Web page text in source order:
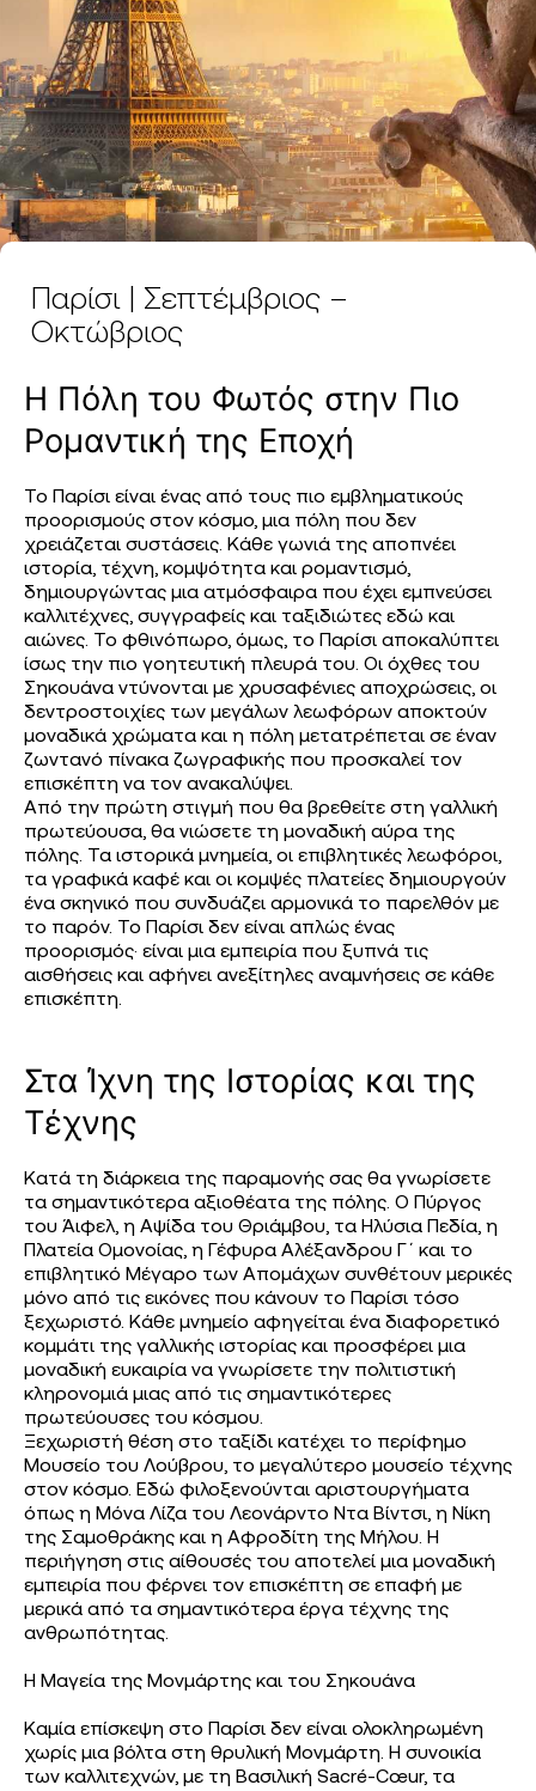
Παρίσι | Σεπτέμβριος –
Οκτώβριος
Η Πόλη του Φωτός στην Πιο
Ρομαντική της Εποχή
Το Παρίσι είναι ένας από τους πιο εμβληματικούς
προορισμούς στον κόσμο, μια πόλη που δεν
χρειάζεται συστάσεις. Κάθε γωνιά της αποπνέει
ιστορία, τέχνη, κομψότητα και ρομαντισμό,
δημιουργώντας μια ατμόσφαιρα που έχει εμπνεύσει
καλλιτέχνες, συγγραφείς και ταξιδιώτες εδώ και
αιώνες. Το φθινόπωρο, όμως, το Παρίσι αποκαλύπτει
ίσως την πιο γοητευτική πλευρά του. Οι όχθες του
Σηκουάνα ντύνονται με χρυσαφένιες αποχρώσεις, οι
δεντροστοιχίες των μεγάλων λεωφόρων αποκτούν
μοναδικά χρώματα και η πόλη μετατρέπεται σε έναν
ζωντανό πίνακα ζωγραφικής που προσκαλεί τον
επισκέπτη να τον ανακαλύψει.
Από την πρώτη στιγμή που θα βρεθείτε στη γαλλική
πρωτεύουσα, θα νιώσετε τη μοναδική αύρα της
πόλης. Τα ιστορικά μνημεία, οι επιβλητικές λεωφόροι,
τα γραφικά καφέ και οι κομψές πλατείες δημιουργούν
ένα σκηνικό που συνδυάζει αρμονικά το παρελθόν με
το παρόν. Το Παρίσι δεν είναι απλώς ένας
προορισμός· είναι μια εμπειρία που ξυπνά τις
αισθήσεις και αφήνει ανεξίτηλες αναμνήσεις σε κάθε
επισκέπτη.
Στα Ίχνη της Ιστορίας και της
Τέχνης
Κατά τη διάρκεια της παραμονής σας θα γνωρίσετε
τα σημαντικότερα αξιοθέατα της πόλης. Ο Πύργος
του Άιφελ, η Αψίδα του Θριάμβου, τα Ηλύσια Πεδία, η
Πλατεία Ομονοίας, η Γέφυρα Αλέξανδρου Γ΄ και το
επιβλητικό Μέγαρο των Απομάχων συνθέτουν μερικές
μόνο από τις εικόνες που κάνουν το Παρίσι τόσο
ξεχωριστό. Κάθε μνημείο αφηγείται ένα διαφορετικό
κομμάτι της γαλλικής ιστορίας και προσφέρει μια
μοναδική ευκαιρία να γνωρίσετε την πολιτιστική
κληρονομιά μιας από τις σημαντικότερες
πρωτεύουσες του κόσμου.
Ξεχωριστή θέση στο ταξίδι κατέχει το περίφημο
Μουσείο του Λούβρου, το μεγαλύτερο μουσείο τέχνης
στον κόσμο. Εδώ φιλοξενούνται αριστουργήματα
όπως η Μόνα Λίζα του Λεονάρντο Ντα Βίντσι, η Νίκη
της Σαμοθράκης και η Αφροδίτη της Μήλου. Η
περιήγηση στις αίθουσές του αποτελεί μια μοναδική
εμπειρία που φέρνει τον επισκέπτη σε επαφή με
μερικά από τα σημαντικότερα έργα τέχνης της
ανθρωπότητας.
Η Μαγεία της Μονμάρτης και του Σηκουάνα
Καμία επίσκεψη στο Παρίσι δεν είναι ολοκληρωμένη
χωρίς μια βόλτα στη θρυλική Μονμάρτη. Η συνοικία
των καλλιτεχνών, με τη Βασιλική Sacré-Cœur, τα